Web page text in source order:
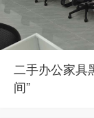
二手办公家具
间”